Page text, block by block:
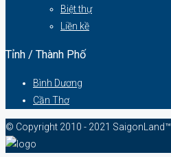
Biệt thự
Liền kề
Tỉnh / Thành Phố
Bình Dương
Cần Thơ
© Copyright 2010 - 2021 SaigonLand™